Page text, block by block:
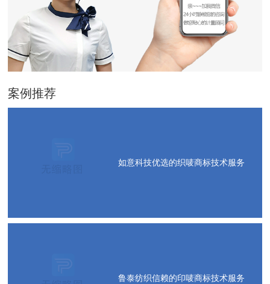
案例推荐
如意科技优选的织唛商标技术服务
鲁泰纺织信赖的印唛商标技术服务